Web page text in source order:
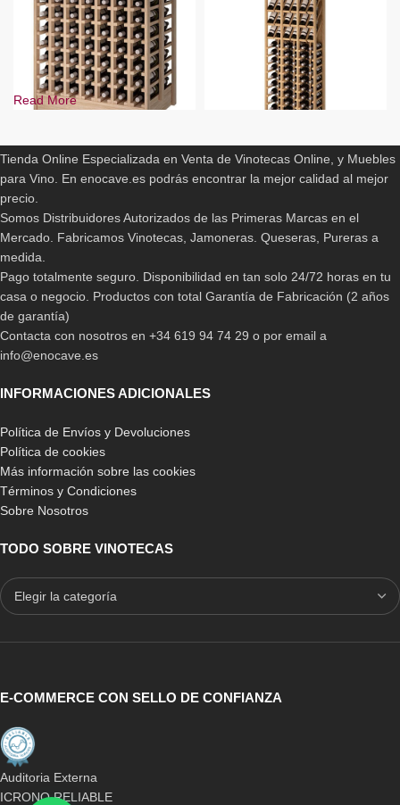
BLANCO
PINO
PINO EN ROBLE
PINO EN COLOR MARRÓN OSCURO
PINO EN COLOR NEGRO/GRAFITO
Botellero Especial en Isla
para 126 botellas
717,50
BLANCO
PINO
Botellero Expositor 18
marcas
1.165,00 - 1.548,00
PINO EN ROBLE
Botellero Expositor Godello
doble altura con 2 filas
PINO EN ROBLE
botellas
Read More
Tienda Online Especializada en Venta de Vinotecas Online, y Muebles
para Vino. En enocave.es podrás encontrar la mejor calidad al mejor
precio.
Somos Distribuidores Autorizados de las Primeras Marcas en el
Mercado. Fabricamos Vinotecas, Jamoneras. Queseras, Pureras a
medida.
Pago totalmente seguro. Disponibilidad en tan solo 24/72 horas en tu
casa o negocio. Productos con total Garantía de Fabricación (2 años
de garantía)
Contacta con nosotros en +34 619 94 74 29 o por email a
info@enocave.es
INFORMACIONES ADICIONALES
Política de Envíos y Devoluciones
Política de cookies
Más información sobre las cookies
Términos y Condiciones
Sobre Nosotros
TODO SOBRE VINOTECAS
E-COMMERCE CON SELLO DE CONFIANZA
Auditoria Externa
ICRONO RELIABLE